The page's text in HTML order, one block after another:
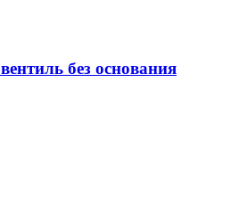
без основания